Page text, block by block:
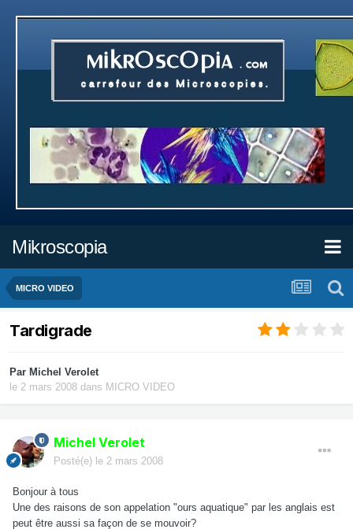
Mikroscopia
MICRO VIDEO
Tardigrade
Par Michel Verolet
le 2 mars 2008 dans MICRO VIDEO
Michel Verolet
Posté(e) le 2 mars 2008
Bonjour à tous
Une des raisons de son appelation "ours aquatique" par les anglais est
peut être aussi sa façon de se mouvoir?